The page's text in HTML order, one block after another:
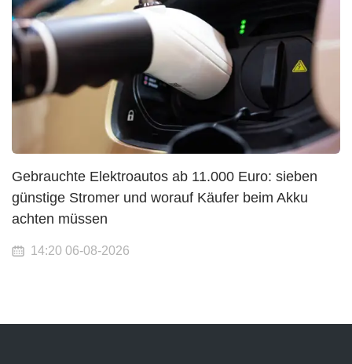
Gebrauchte Elektroautos ab 11.000 Euro: sieben
günstige Stromer und worauf Käufer beim Akku
achten müssen
14:20 06-08-2026